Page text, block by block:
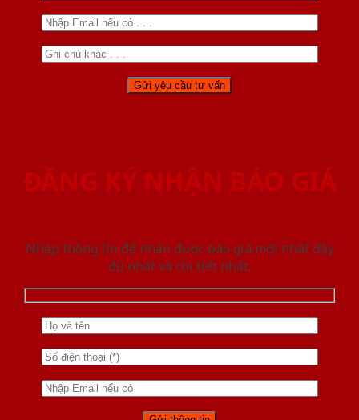
ĐĂNG KÝ NHẬN BÁO GIÁ
Nhập thông tin để nhận được báo giá mới nhât đầy
đủ nhất và chi tiết nhất.